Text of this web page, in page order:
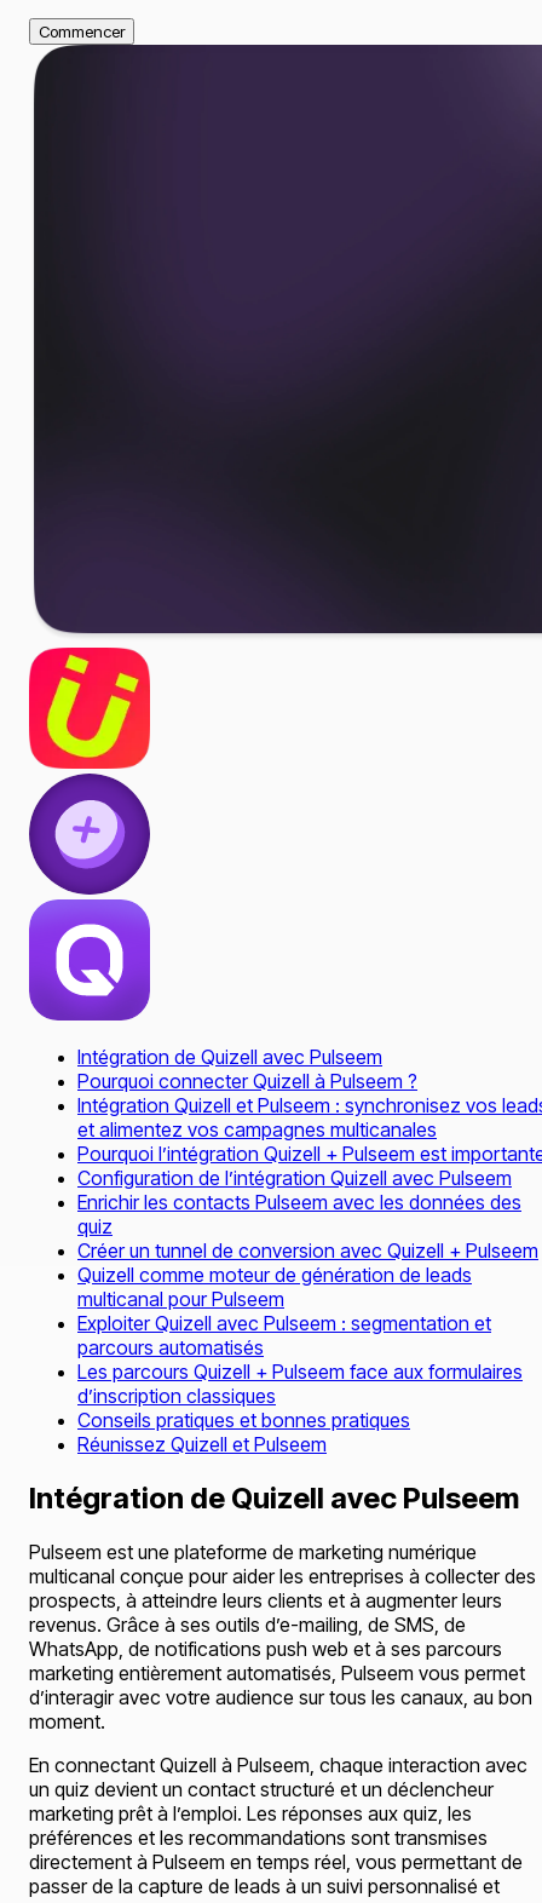
Commencer
Intégration de Quizell avec Pulseem
Pourquoi connecter Quizell à Pulseem ?
Intégration Quizell et Pulseem : synchronisez vos
et alimentez vos campagnes multicanales
Pourquoi l’intégration Quizell + Pulseem est
Configuration de l’intégration Quizell avec Pulseem
Enrichir les contacts Pulseem avec les données des
quiz
Créer un tunnel de conversion avec Quizell + Pulseem
Quizell comme moteur de génération de leads
multicanal pour Pulseem
Exploiter Quizell avec Pulseem : segmentation et
parcours automatisés
Les parcours Quizell + Pulseem face aux formulaires
d’inscription classiques
Conseils pratiques et bonnes pratiques
Réunissez Quizell et Pulseem
Intégration de Quizell avec Pulseem
Pulseem est une plateforme de marketing numérique
multicanal conçue pour aider les entreprises à collecter des
prospects, à atteindre leurs clients et à augmenter leurs
revenus. Grâce à ses outils d’e-mailing, de SMS, de
WhatsApp, de notifications push web et à ses parcours
marketing entièrement automatisés, Pulseem vous permet
d’interagir avec votre audience sur tous les canaux, au bon
moment.
En connectant Quizell à Pulseem, chaque interaction avec
un quiz devient un contact structuré et un déclencheur
marketing prêt à l’emploi. Les réponses aux quiz, les
préférences et les recommandations sont transmises
directement à Pulseem en temps réel, vous permettant de
passer de la capture de leads à un suivi personnalisé et